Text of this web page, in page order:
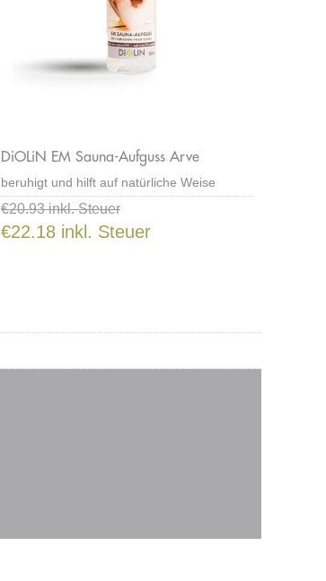
DiOLiN EM Sauna-Aufguss Arve
beruhigt und hilft auf natürliche Weise
Stress und Unruhe abzubauen.
€20.93 inkl. Steuer
€22.18 inkl. Steuer